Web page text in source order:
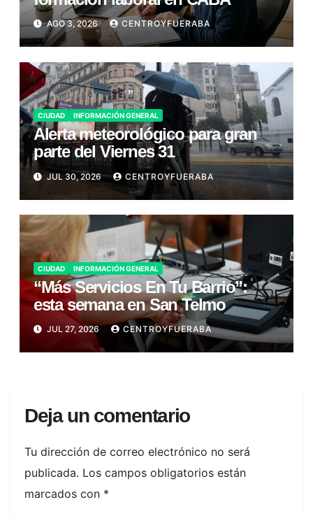
AGO 3, 2026 CENTROYFUERABA
CIUDAD INFORMACIÓN GENERAL
Alerta meteorológico para gran
parte del Viernes 31
JUL 30, 2026 CENTROYFUERABA
CIUDAD INFORMACIÓN GENERAL
“Más Servicios En Tu Barrio”:
esta semana en San Telmo
JUL 27, 2026 CENTROYFUERABA
Deja un comentario
Tu dirección de correo electrónico no será
publicada. Los campos obligatorios están
marcados con *